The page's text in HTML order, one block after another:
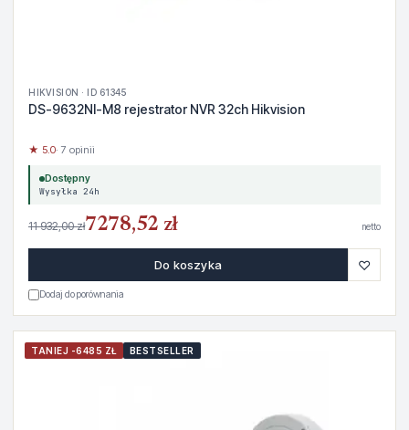
HIKVISION · ID 61345
DS-9632NI-M8 rejestrator NVR 32ch Hikvision
★ 5.0· 7 opinii
Dostępny
Wysyłka 24h
11 932,00 zł7278,52 zł netto
Do koszyka ♡
Dodaj do porównania
TANIEJ -6485 ZŁ BESTSELLER